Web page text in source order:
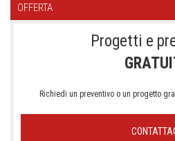
OFFERTA
Progetti e
Richiedi un preventivo o un progetto